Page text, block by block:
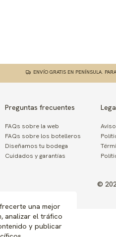
una mejor
analizar el tráfico
y publicar
ENVÍO GRATIS EN PENÍNSULA.
Preguntas frecuentes
FAQs sobre la web
FAQs sobre los botelleros
Diseñamos tu bodega
Cuidados y garantías
©